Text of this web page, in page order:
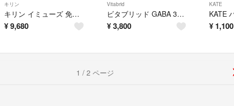
キリン
キリン イミューズ 免疫ケア 内臓脂肪ダウン 4袋
¥9,680
Vitabrid
ビタブリッド GABA 30日分(2袋)
¥ 3,800
KATE
¥ 1,100
1 / 2 ページ